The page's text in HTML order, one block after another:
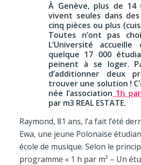
À Genève, plus de 14
vivent seules dans
cinq pièces ou plus
Toutes n’ont pas
L’Université accueille
quelque 17 000
peinent à se loger.
d’additionner deux
trouver une solution !
née l’association 1h
par m3 REAL ESTATE.
Raymond, 81 ans, l’a fait l’été
Ewa, une jeune Polonaise
école de musique. Selon le
programme « 1 h par m² – Un